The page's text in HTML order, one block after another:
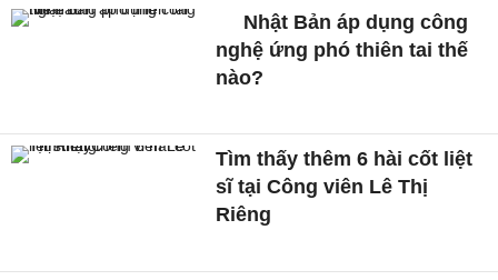
Nhật Bản áp dụng công
nghệ ứng phó thiên tai thế
nào?
Tìm thấy thêm 6 hài cốt liệt
sĩ tại Công viên Lê Thị
Riêng